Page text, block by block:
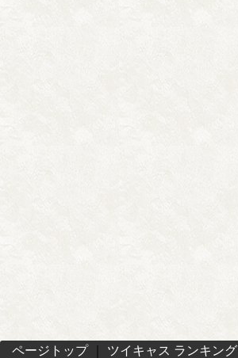
ページトップ｜ ツイキャス ランキング